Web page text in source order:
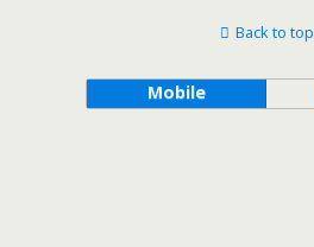
Back to top
Mobile